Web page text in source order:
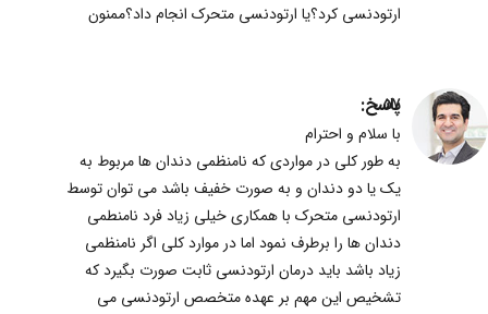
ارتودنسی کرد؟یا ارتودنسی متحرک انجام داد؟ممنون
پاسخ:
با سلام و احترام
به طور کلی در مواردی که نامنظمی دندان ها مربوط به
یک یا دو دندان و به صورت خفیف باشد می توان توسط
ارتودنسی متحرک با همکاری خیلی زیاد فرد نامنطمی
دندان ها را برطرف نمود اما در موارد کلی اگر نامنظمی
زیاد باشد باید درمان ارتودنسی ثابت صورت بگیرد که
تشخیص این مهم بر عهده متخصص ارتودنسی می
57